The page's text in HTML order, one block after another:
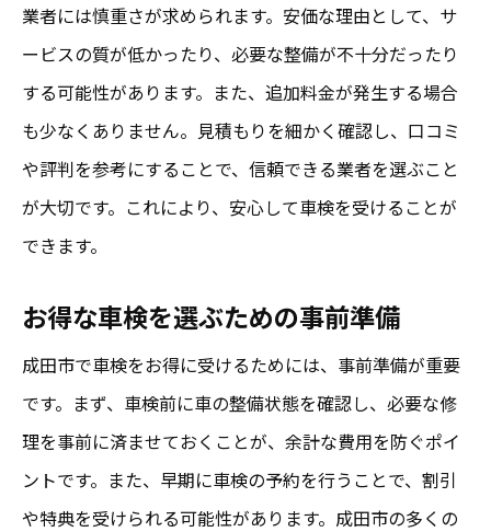
成田で車検をお得にするための無料見積もりの
秘訣
成田市内の見積もり取得のタイミング
見積もりを通じたサービスの選定基準
成田市での車検業者選びのポイント
業者には慎重さが求められます。安価な理由として、サ
ービスの質が低かったり、必要な整備が不十分だったり
する可能性があります。また、追加料金が発生する場合
も少なくありません。見積もりを細かく確認し、口コミ
や評判を参考にすることで、信頼できる業者を選ぶこと
が大切です。これにより、安心して車検を受けることが
できます。
お得な車検を選ぶための事前準備
成田市で車検をお得に受けるためには、事前準備が重要
です。まず、車検前に車の整備状態を確認し、必要な修
理を事前に済ませておくことが、余計な費用を防ぐポイ
ントです。また、早期に車検の予約を行うことで、割引
や特典を受けられる可能性があります。成田市の多くの